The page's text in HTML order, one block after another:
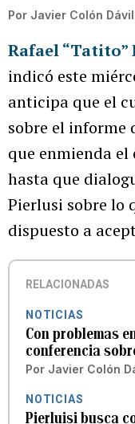
Por Javier Colón
Rafael
indicó este
anticipa que el
sobre el informe
que enmienda
hasta que
Pierlusi sobre lo
dispuesto a
RELACIONADAS
NOTICIAS
Con problemas
conferencia
Por Javier Colón
NOTICIAS
Pierluisi busca